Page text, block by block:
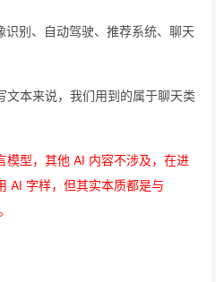
别、自动驾驶、推荐系统、聊天
文本来说，我们用到的属于聊天类
模型，其他 AI 内容不涉及，在进
AI 字样，但其实本质都是与